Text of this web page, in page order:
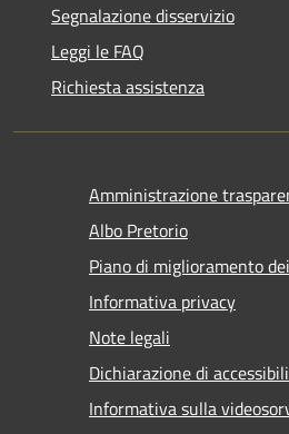
Segnalazione disservizio
Leggi le FAQ
Richiesta assistenza
Amministrazione
Albo Pretorio
Piano di miglioramento
Informativa privacy
Note legali
Dichiarazione di
Informativa sulla